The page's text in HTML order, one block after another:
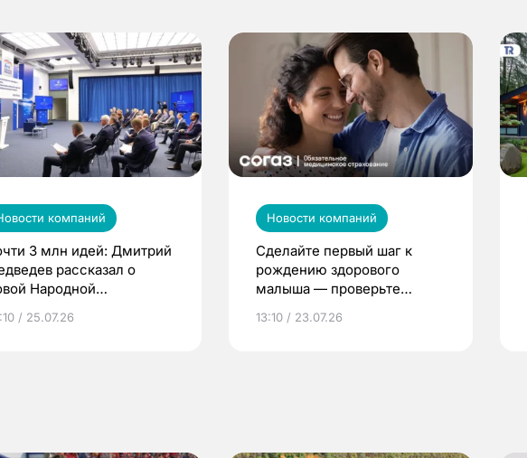
компаний
3 млн идей: Дмитрий
рассказал о
Народной
/ 25.07.26
Новости компаний
Сделайте первый шаг к
рождению здорового
малыша — проверьте
по ОМС!
13:10 / 23.07.26